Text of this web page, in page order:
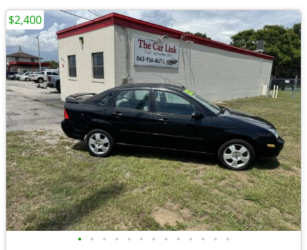
• • • • • • • • • • • • •
$2,400